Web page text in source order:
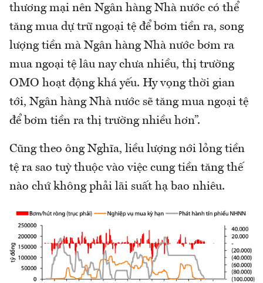
thương mại nên Ngân hàng Nhà nước có thể
tăng mua dự trữ ngoại tệ để bơm tiền ra, song
lượng tiền mà Ngân hàng Nhà nước bơm ra
mua ngoại tệ lâu nay chưa nhiều, thị trường
OMO hoạt động khá yếu. Hy vọng thời gian
tới, Ngân hàng Nhà nước sẽ tăng mua ngoại tệ
để bơm tiền ra thị trường nhiều hơn”.
Cũng theo ông Nghĩa, liều lượng nới lỏng tiền
tệ ra sao tuỳ thuộc vào việc cung tiền tăng thế
nào chứ không phải lãi suất hạ bao nhiêu.